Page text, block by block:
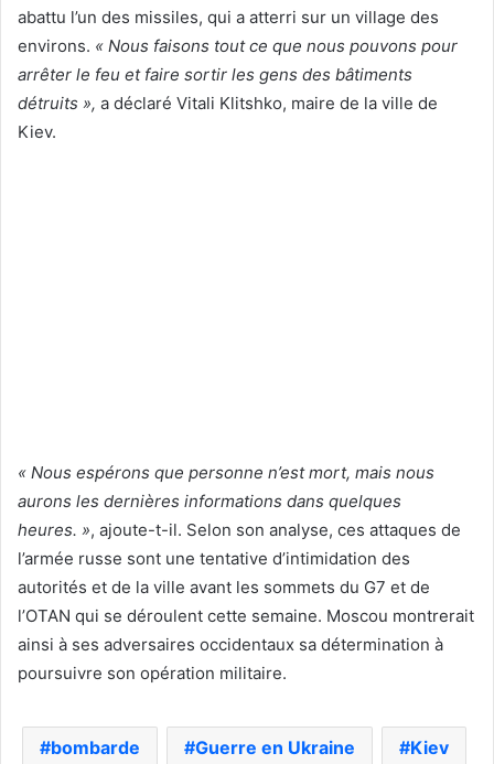
abattu l’un des missiles, qui a atterri sur un village des
environs. « Nous faisons tout ce que nous pouvons pour
arrêter le feu et faire sortir les gens des bâtiments
détruits », a déclaré Vitali Klitshko, maire de la ville de
Kiev.
« Nous espérons que personne n’est mort, mais nous
aurons les dernières informations dans quelques
heures. », ajoute-t-il. Selon son analyse, ces attaques de
l’armée russe sont une tentative d’intimidation des
autorités et de la ville avant les sommets du G7 et de
l’OTAN qui se déroulent cette semaine. Moscou montrerait
ainsi à ses adversaires occidentaux sa détermination à
poursuivre son opération militaire.
bombarde Guerre en Ukraine Kiev